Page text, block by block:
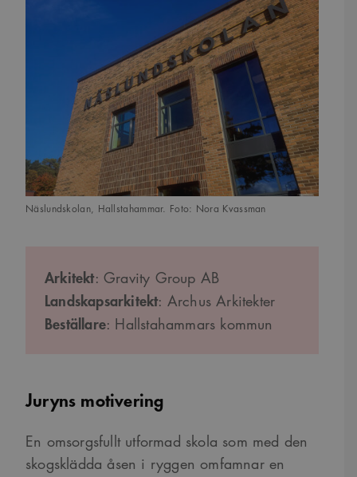
Näslundskolan, Hallstahammar. Foto: Nora Kvassman
Arkitekt: Gravity Group AB
Landskapsarkitekt: Archus Arkitekter
Beställare: Hallstahammars kommun
Juryns motivering
En omsorgsfullt utformad skola som med den
skogsklädda åsen i ryggen omfamnar en